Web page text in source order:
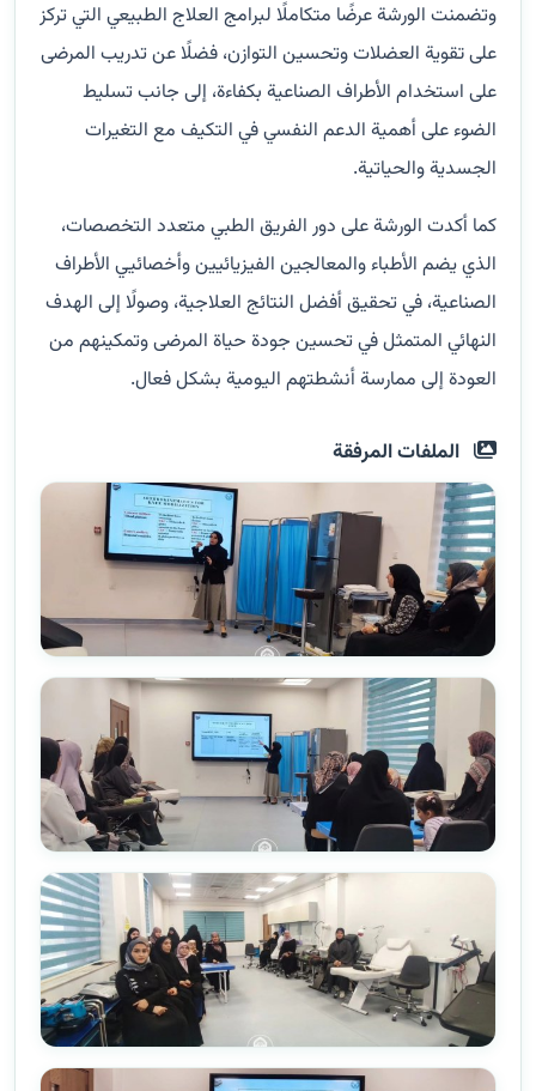
وتضمنت الورشة عرضًا متكاملًا لبرامج العلاج الطبيعي التي تركز
على تقوية العضلات وتحسين التوازن، فضلًا عن تدريب المرضى
على استخدام الأطراف الصناعية بكفاءة، إلى جانب تسليط
الضوء على أهمية الدعم النفسي في التكيف مع التغيرات
الجسدية والحياتية.
كما أكدت الورشة على دور الفريق الطبي متعدد التخصصات،
الذي يضم الأطباء والمعالجين الفيزيائيين وأخصائيي الأطراف
الصناعية، في تحقيق أفضل النتائج العلاجية، وصولًا إلى الهدف
النهائي المتمثل في تحسين جودة حياة المرضى وتمكينهم من
العودة إلى ممارسة أنشطتهم اليومية بشكل فعال.
الملفات المرفقة